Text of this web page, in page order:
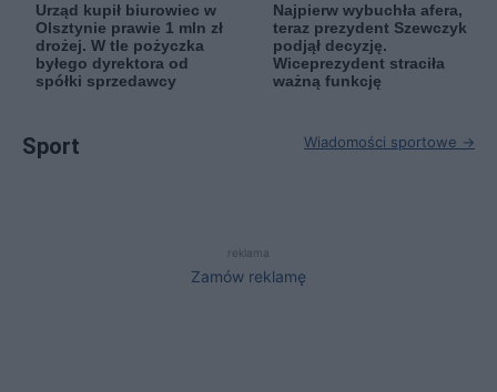
Urząd kupił biurowiec w
Olsztynie prawie 1 mln zł
drożej. W tle pożyczka
byłego dyrektora od
spółki sprzedawcy
Najpierw wybuchła afera,
teraz prezydent Szewczyk
podjął decyzję.
Wiceprezydent straciła
ważną funkcję
Sport Wiadomości sportowe →
reklama
Zamów reklamę